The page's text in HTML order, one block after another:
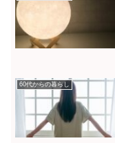
60代からの暮らし